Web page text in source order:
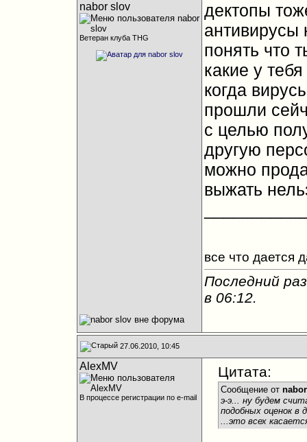
nabor slov
Ветеран клуба THG
дектопы
антивирусы
понять что
какие у
когда
прошли
с целью
другую
можно
выжать
все что дается
Последний
в 06:12.
27.06.2010, 10:45
AlexMV
В процессе регистрации по e-mail
Цитата:
Сообщение от
э-э... ну будем
подобных оценок в
...это всех